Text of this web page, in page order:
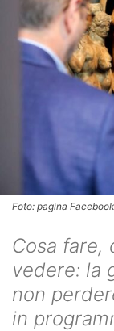
Foto: pagina
Cosa fare,
vedere: la
non
in